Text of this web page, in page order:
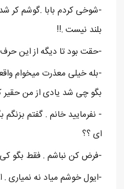
-شوخی کردم بابا .گوشم کر
بلند نیست .!!
-حقت بود تا دیگه از این
-بله خیلی معذرت میخوام
بگو چی شد یادی از من حقیر
- نفرمایید خانم . گفتم بزنگم
ای ؟؟
-فرض کن نباشم . فقط بگو
-ایول خوشم میاد نه نمیاری .